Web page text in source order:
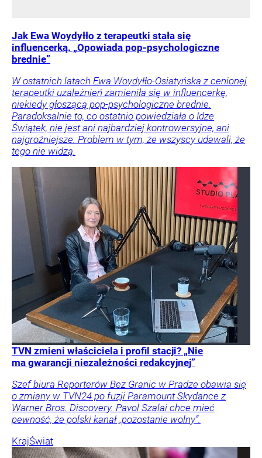
Jak Ewa Woydyłło z terapeutki stała się
influencerką. „Opowiada pop-psychologiczne
brednie”
W ostatnich latach Ewa Woydyłło-Osiatyńska z cenionej
terapeutki uzależnień zamieniła się w influencerkę,
niekiedy głoszącą pop-psychologiczne brednie.
Paradoksalnie to, co ostatnio powiedziała o Idze
Świątek, nie jest ani najbardziej kontrowersyjne, ani
najgroźniejsze. Problem w tym, że wszyscy udawali, że
tego nie widzą.
TVN zmieni właściciela i profil stacji? „Nie
ma gwarancji niezależności redakcyjnej”
Szef biura Reporterów Bez Granic w Pradze obawia się
o zmiany w TVN24 po fuzji Paramount Skydance z
Warner Bros. Discovery. Pavol Szalai chce mieć
pewność, że polski kanał „pozostanie wolny”.
KrajŚwiat